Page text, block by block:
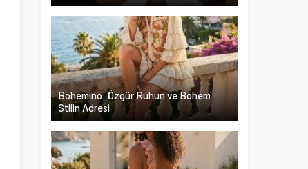
Bohemino: Özgür Ruhun ve Bohem
Stilin Adresi